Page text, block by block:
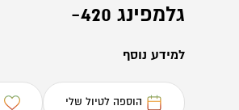
גלמפינג 420-
למידע נוסף
הוספה לטיול שלי